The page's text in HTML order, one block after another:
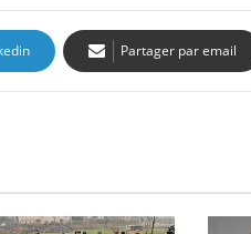
Partager par email